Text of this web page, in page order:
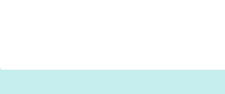
して走行すると